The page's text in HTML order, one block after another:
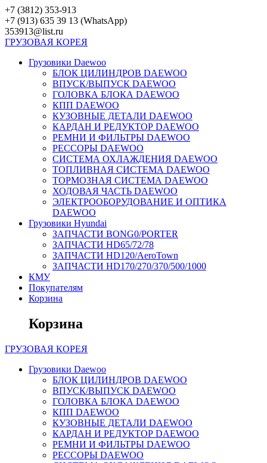
Перейти
к
контенту
+7 (3812) 353-913
+7 (913) 635 39 13 (WhatsApp)
353913@list.ru
ГРУЗОВАЯ КОРЕЯ
Грузовики Daewoo
БЛОК ЦИЛИНДРОВ DAEWOO
ВПУСК/ВЫПУСК DAEWOO
ГОЛОВКА БЛОКА DAEWOO
КПП DAEWOO
КУЗОВНЫЕ ДЕТАЛИ DAEWOO
КАРДАН И РЕДУКТОР DAEWOO
РЕМНИ И ФИЛЬТРЫ DAEWOO
РЕССОРЫ DAEWOO
СИСТЕМА ОХЛАЖДЕНИЯ DAEWOO
ТОПЛИВНАЯ СИСТЕМА DAEWOO
ТОРМОЗНАЯ СИСТЕМА DAEWOO
ХОДОВАЯ ЧАСТЬ DAEWOO
ЭЛЕКТРООБОРУДОВАНИЕ И ОПТИКА
DAEWOO
Грузовики Hyundai
ЗАПЧАСТИ BONG0/PORTER
ЗАПЧАСТИ HD65/72/78
ЗАПЧАСТИ HD120/AeroTown
ЗАПЧАСТИ HD170/270/370/500/1000
КМУ
Покупателям
Корзина
Корзина
ГРУЗОВАЯ КОРЕЯ
Грузовики Daewoo
БЛОК ЦИЛИНДРОВ DAEWOO
ВПУСК/ВЫПУСК DAEWOO
ГОЛОВКА БЛОКА DAEWOO
КПП DAEWOO
КУЗОВНЫЕ ДЕТАЛИ DAEWOO
КАРДАН И РЕДУКТОР DAEWOO
РЕМНИ И ФИЛЬТРЫ DAEWOO
РЕССОРЫ DAEWOO